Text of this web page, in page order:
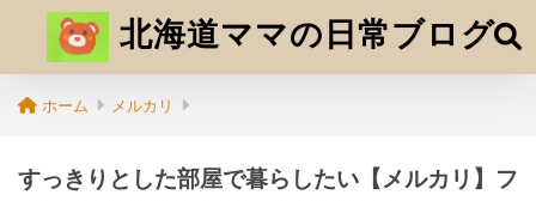
北海道ママの日常ブログ
ホーム メルカリ
すっきりとした部屋で暮らしたい【メルカリ】フ